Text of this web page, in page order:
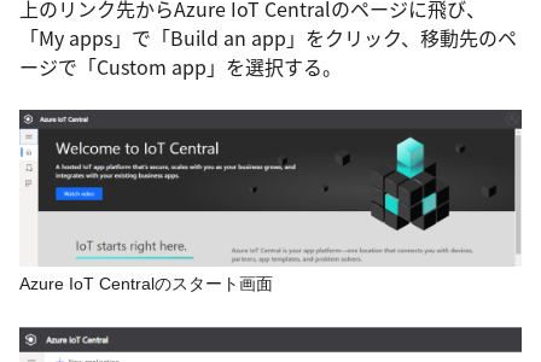
上のリンク先からAzure IoT Centralのページに飛び、
「My apps」で「Build an app」をクリック、移動先のペ
ージで「Custom app」を選択する。
Azure IoT Centralのスタート画面